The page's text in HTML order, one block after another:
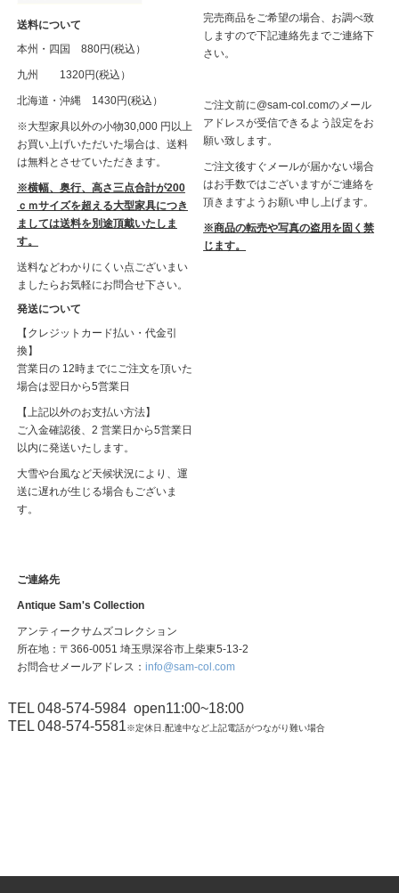
送料について
本州・四国 880円(税込）
九州 1320円(税込）
北海道・沖縄 1430円(税込）
※大型家具以外の小物30,000 円以上
お買い上げいただいた場合は、送料
は無料とさせていただきます。
※横幅、奥行、高さ三点合計が200
ｃｍサイズを超える大型家具につき
ましては送料を別途頂戴いたしま
す。
送料などわかりにくい点ございまい
ましたらお気軽にお問合せ下さい。
発送について
【クレジットカード払い・代金引
換】
営業日の 12時までにご注文を頂いた
場合は翌日から5営業日
【上記以外のお支払い方法】
ご入金確認後、2 営業日から5営業日
以内に発送いたします。
大雪や台風など天候状況により、運
送に遅れが生じる場合もございま
す。
完売商品をご希望の場合、お調べ致
しますので下記連絡先までご連絡下
さい。
ご注文前に@sam-col.comのメール
アドレスが受信できるよう設定をお
願い致します。
ご注文後すぐメールが届かない場合
はお手数ではございますがご連絡を
頂きますようお願い申し上げます。
※商品の転売や写真の盗用を固く禁
じます。
ご連絡先
Antique Sam's Collection
アンティークサムズコレクション
所在地：〒366-0051 埼玉県深谷市上柴東5-13-2
お問合せメールアドレス： info@sam-col.com
TEL 048-574-5984open11:00~18:00
TEL 048-574-5581※定休日.配達中など上記電話がつながり難い場合